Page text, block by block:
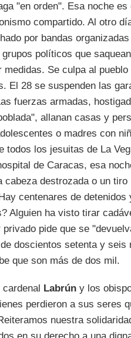
"en orden". Esa noche
compartido. Al otro
por bandas
políticos que
medidas. Se culpa al
El 28 se suspenden las
fuerzas armadas,
allanan casas y
o madres con
todos los jesuitas de La
de Caracas, esa
cabeza destrozada o un
centenares de detenidos
Alguien ha visto tirar
pide que se
doscientos setenta y
que son más de dos mil.
Labrúny los
perdieron a sus seres
nuestra